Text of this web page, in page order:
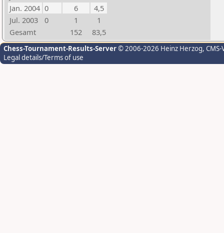
Jan. 2004 0 6
4,5
Jul. 2003
0 1
1
Gesamt
152 83,5
Chess-Tournament-Results-Server© 2006-2026 Heinz Herzog,
Legal details/Terms of use